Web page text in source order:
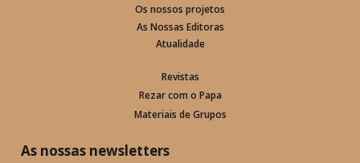
Os nossos projetos
As Nossas Editoras
Atualidade
Revistas
Rezar com o Papa
Materiais de Grupos
As nossas newsletters